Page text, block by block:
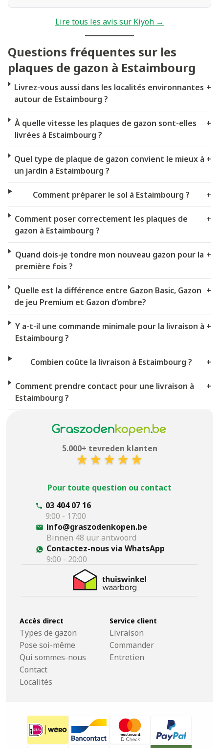
Lire tous les avis sur Kiyoh →
Questions fréquentes sur les
plaques de gazon à Estaimbourg
Livrez-vous aussi dans les localités environnantes
autour de Estaimbourg ?
+
À quelle vitesse les plaques de gazon sont-elles
livrées à Estaimbourg ?
+
Quel type de plaque de gazon convient le mieux à
un jardin à Estaimbourg ?
+
Comment préparer le sol à Estaimbourg ? +
Comment poser correctement les plaques de
gazon à Estaimbourg ?
+
Quand dois-je tondre mon nouveau gazon pour la
première fois ?
+
Quelle est la différence entre Gazon Basic, Gazon
de jeu Premium et Gazon d’ombre?
+
Y a-t-il une commande minimale pour la livraison à
Estaimbourg ?
+
Combien coûte la livraison à Estaimbourg ? +
Comment prendre contact pour une livraison à
Estaimbourg ?
+
5.000+ tevreden klanten
Pour toute question ou contact
03 404 07 16
9:00 - 17:00
info@graszodenkopen.be
Binnen 48 uur antwoord
Contactez-nous via WhatsApp
9:00 - 20:00
Accès direct
Types de gazon
Pose soi-même
Qui sommes-nous
Contact
Localités
Service client
Livraison
Commander
Entretien